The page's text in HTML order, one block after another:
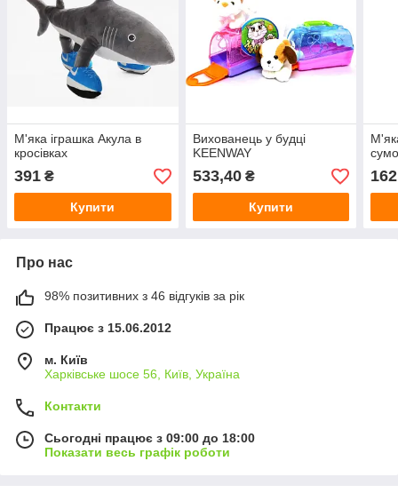
М'яка іграшка Акула в
кросівках
391 ₴
Купити
Вихованець у будці
KEENWAY
533,40₴
Купити
162
Про нас
98% позитивних з 46 відгуків за рік
Працює з 15.06.2012
м. Київ
Харківське шосе 56, Київ, Україна
Контакти
Сьогодні працює з 09:00 до 18:00
Показати весь графік роботи